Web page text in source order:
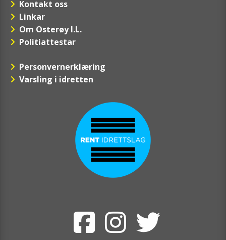
Kontakt oss
Linkar
Om Osterøy I.L.
Politiattestar
Personvernerklæring
Varsling i idretten